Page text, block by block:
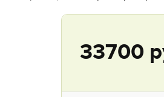
33700